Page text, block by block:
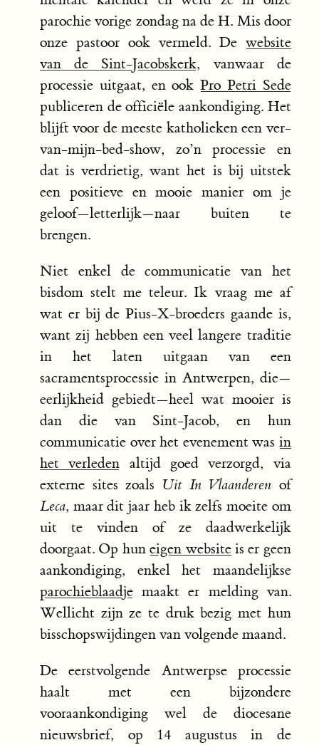
parochie vorige zondag na de H. Mis door
onze pastoor ook vermeld. De website
van de Sint-Jacobskerk, vanwaar de
processie uitgaat, en ookPro Petri Sede
publiceren de officiële aankondiging. Het
blijft voor de meeste katholieken een ver-
van-mijn-bed-show, zo’n processie en
dat is verdrietig, want het is bij uitstek
een positieve en mooie manier om je
geloof—letterlijk—naar buiten te
brengen.
Niet enkel de communicatie van het
bisdom stelt me teleur. Ik vraag me af
wat er bij de Pius-X-broeders gaande is,
want zij hebben een veel langere traditie
in het laten uitgaan van een
sacramentsprocessie in Antwerpen, die—
eerlijkheid gebiedt—heel wat mooier is
dan die van Sint-Jacob, en hun
communicatie over het evenement was in
het verleden altijd goed verzorgd, via
externe sites zoals Uit In Vlaanderen of
Leca, maar dit jaar heb ik zelfs moeite om
uit te vinden of ze daadwerkelijk
doorgaat. Op huneigen websiteis er geen
aankondiging, enkel het maandelijkse
parochieblaadje maakt er melding van.
Wellicht zijn ze te druk bezig met hun
bisschopswijdingen van volgende maand.
De eerstvolgende Antwerpse processie
haalt met een bijzondere
vooraankondiging wel de diocesane
nieuwsbrief, op 14 augustus in de